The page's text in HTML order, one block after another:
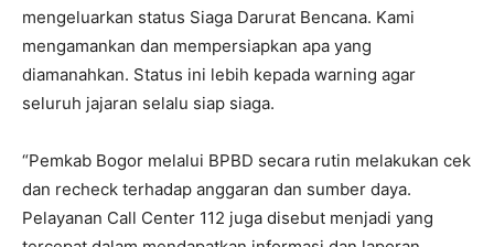
mengeluarkan status Siaga Darurat Bencana. Kami
mengamankan dan mempersiapkan apa yang
diamanahkan. Status ini lebih kepada warning agar
seluruh jajaran selalu siap siaga.
“Pemkab Bogor melalui BPBD secara rutin melakukan cek
dan recheck terhadap anggaran dan sumber daya.
Pelayanan Call Center 112 juga disebut menjadi yang